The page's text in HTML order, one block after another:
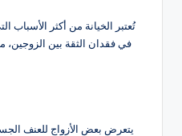
تُعتبر الخيانة من أكثر
في فقدان الثقة بين الزوجين،
يتعرض بعض الأزواج للعنف